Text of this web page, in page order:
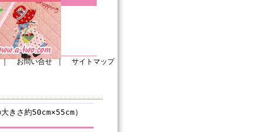
お問い合せ｜ サイトマップ
さ約50cm×55cm）